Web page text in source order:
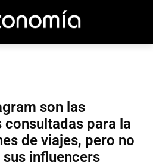
son las
para la
de viajes, pero no
influencers